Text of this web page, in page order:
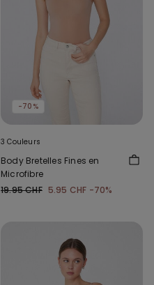
-70%
3 Couleurs
Body Bretelles Fines en
Microfibre
19.95 CHF 5.95 CHF -70%